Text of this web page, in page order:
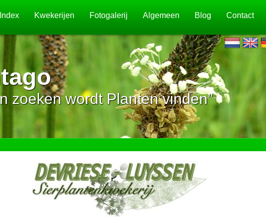
Kwekerijen Fotogalerij Algemeen Blog Contact
zoeken wordt Planten vinden”